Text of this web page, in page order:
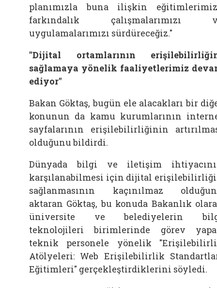
planımızla buna ilişkin
farkındalık çalışmalarımızı
uygulamalarımızı sürdüreceğiz."
"Dijital ortamlarının
sağlamaya yönelik faaliyetlerimiz
ediyor"
Bakan Göktaş, bugün ele alacakları bir
konunun da kamu kurumlarının
sayfalarının erişilebilirliğinin
olduğunu bildirdi.
Dünyada bilgi ve iletişim
karşılanabilmesi için dijital
sağlanmasının kaçınılmaz
aktaran Göktaş, bu konuda Bakanlık
üniversite ve belediyelerin
teknolojileri birimlerinde görev
teknik personele yönelik
Atölyeleri: Web Erişilebilirlik
Eğitimleri" gerçekleştirdiklerini söyledi.